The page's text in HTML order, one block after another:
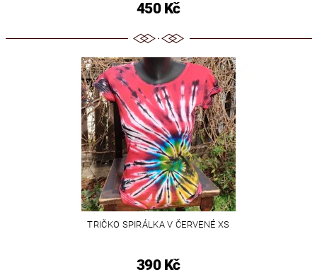
450 Kč
TRIČKO SPIRÁLKA V ČERVENÉ XS
390 Kč